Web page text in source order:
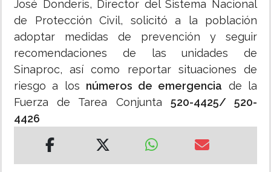
José Donderis, Director del Sistema Nacional
de Protección Civil, solicitó a la población
adoptar medidas de prevención y seguir
recomendaciones de las unidades de
Sinaproc, así como reportar situaciones de
riesgo a los números de emergencia de la
Fuerza de Tarea Conjunta 520-4425/ 520-
4426